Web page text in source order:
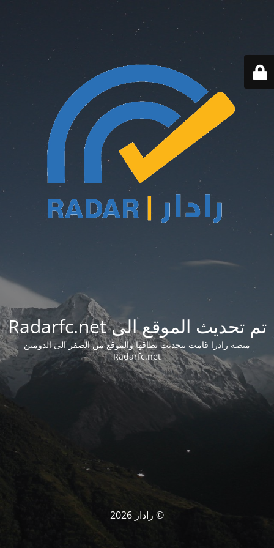
تم تحديث الموقع الى Radarfc.net
منصة رادرا قامت بتحديث نطاقها والموقع من الصفر الى الدومين
Radarfc.net
© رادار 2026